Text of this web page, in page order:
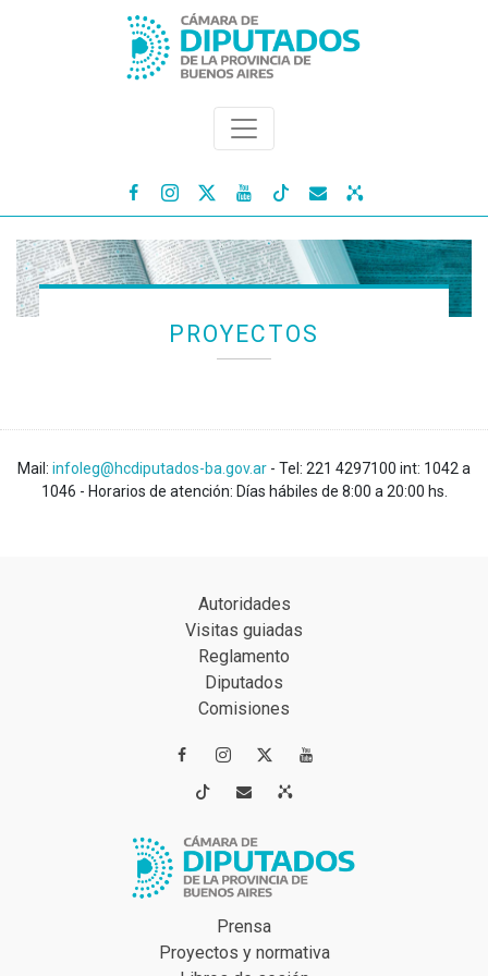
   
PROYECTOS
Mail: infoleg@hcdiputados-ba.gov.ar - Tel: 221 4297100 int: 1042 a
1046 - Horarios de atención: Días hábiles de 8:00 a 20:00 hs.
Autoridades
Visitas guiadas
Reglamento
Diputados
Comisiones
 
 
Prensa
Proyectos y normativa